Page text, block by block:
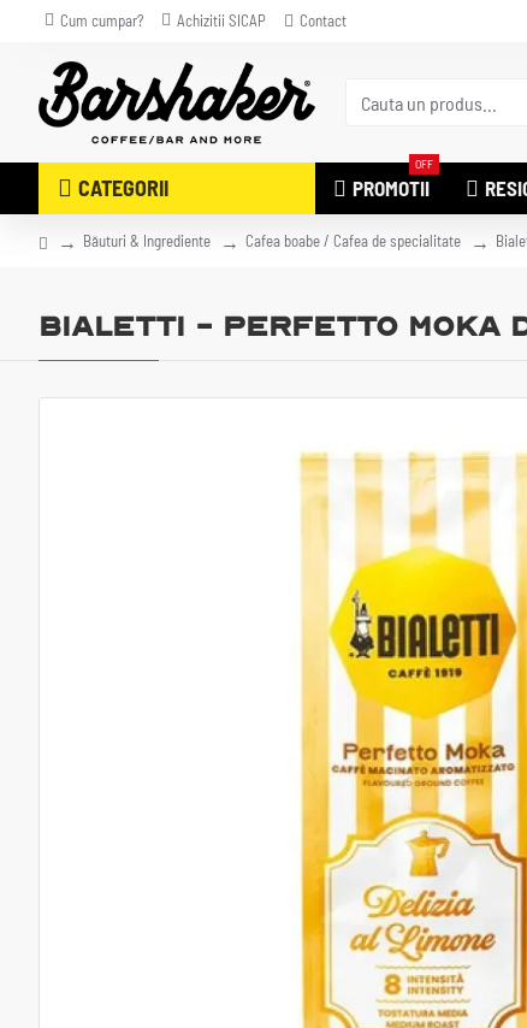
Cum cumpar? Achizitii SICAP Contact
CATEGORII PROMOTII
OFF
Băuturi & Ingrediente Cafea boabe / Cafea de specialitate
Bialetti - Perfetto Moka